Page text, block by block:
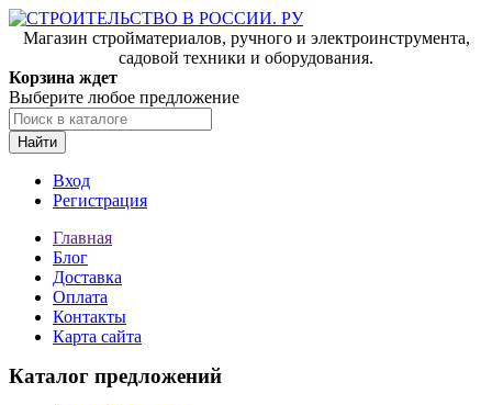
Магазин стройматериалов, ручного и электроинструмента,
садовой техники и оборудования.
Корзина ждет
Выберите любое предложение
Найти
Вход
Регистрация
Главная
Блог
Доставка
Оплата
Контакты
Карта сайта
Каталог предложений